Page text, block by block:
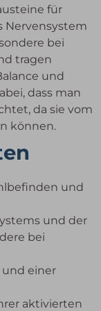
für
Nervensystem
bei
tragen
und
dass man
da sie vom
können.
und
und der
bei
und einer
aktivierten